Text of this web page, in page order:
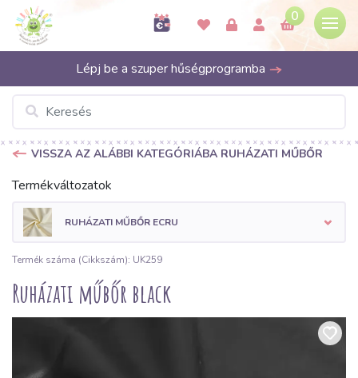
0
Lépj be a szuper hűségprogramba
VISSZA AZ ALÁBBI KATEGÓRIÁBA RUHÁZATI MŰBŐR
Termékváltozatok
RUHÁZATI MŰBŐR ECRU
Termék száma (Cikkszám): UK259
Ruházati műbőr black